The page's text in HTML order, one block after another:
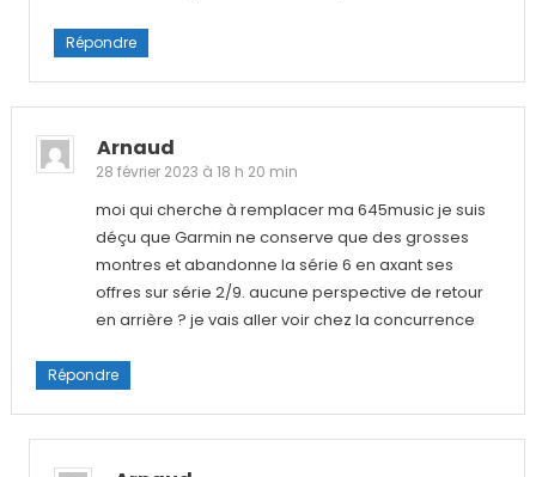
Répondre
Arnaud
28 février 2023 à 18 h 20 min
moi qui cherche à remplacer ma 645music je suis
déçu que Garmin ne conserve que des grosses
montres et abandonne la série 6 en axant ses
offres sur série 2/9. aucune perspective de retour
en arrière ? je vais aller voir chez la concurrence
Répondre